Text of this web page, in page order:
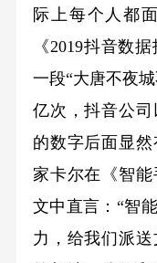
际上每个人都
《2019抖音数
一段“大唐不夜
亿次，抖音公
的数字后面显
家卡尔在《智
文中直言：“智
力，给我们派